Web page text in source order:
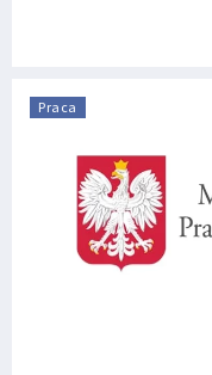
Praca